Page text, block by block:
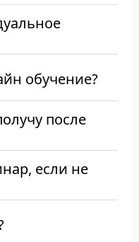
обучение?
после
если не